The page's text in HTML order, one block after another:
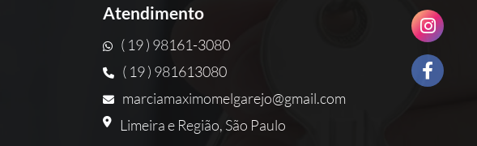
Atendimento
( 19 ) 98161-3080
( 19 ) 981613080
marciamaximomelgarejo@gmail.com
Limeira e Região, São Paulo